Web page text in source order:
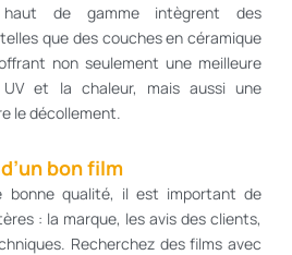
de gamme intègrent des
que des couches en céramique
non seulement une meilleure
et la chaleur, mais aussi une
le décollement.
bon film
bonne qualité, il est important de
: la marque, les avis des clients,
Recherchez des films avec